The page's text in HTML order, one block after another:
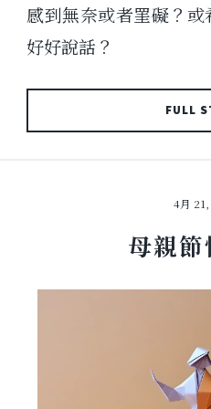
感到無奈或者罣礙？
好好說話？
FULL
4月
母親節